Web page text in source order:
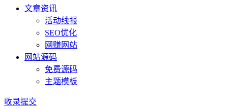
文章资讯
活动线报
SEO优化
网赚网站
网站源码
免费源码
主题模板
收录提交